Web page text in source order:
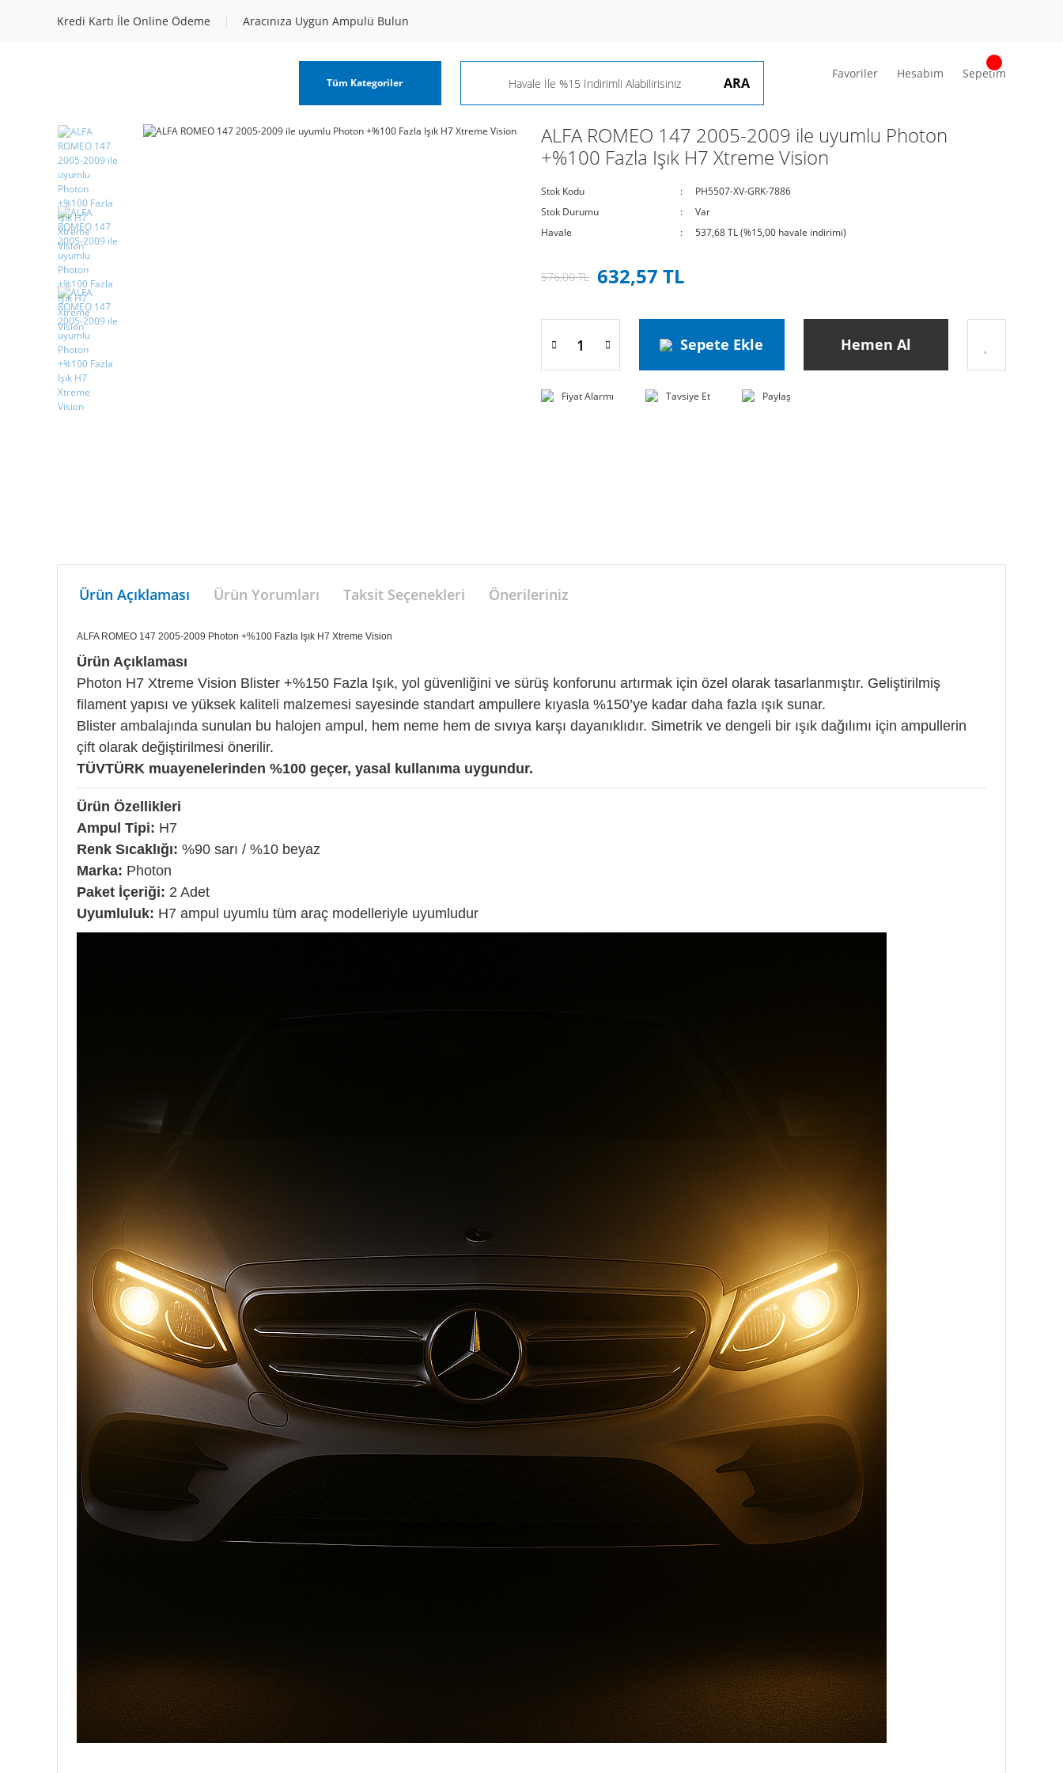
Kredi Kartı İle Online Ödeme Aracınıza Uygun Ampulü Bulun
Tüm Kategoriler ARA
Favoriler Hesabım Sepetim
ALFA ROMEO 147 2005-2009 ile uyumlu Photon
+%100 Fazla Işık H7 Xtreme Vision
Stok Kodu
PH5507-XV-GRK-7886
Stok Durumu
Var
Havale
537,68 TL (%15,00 havale indirimi)
576,00 TL 632,57 TL
Sepete Ekle Hemen Al
Fiyat Alarmı Tavsiye Et Paylaş
Ürün Açıklaması Ürün Yorumları Taksit Seçenekleri Önerileriniz
ALFA ROMEO 147 2005-2009 Photon +%100 Fazla Işık H7 Xtreme Vision
Ürün Açıklaması
Photon H7 Xtreme Vision Blister +%150 Fazla Işık, yol güvenliğini ve sürüş konforunu artırmak için özel olarak tasarlanmıştır. Geliştirilmiş
filament yapısı ve yüksek kaliteli malzemesi sayesinde standart ampullere kıyasla %150’ye kadar daha fazla ışık sunar.
Blister ambalajında sunulan bu halojen ampul, hem neme hem de sıvıya karşı dayanıklıdır. Simetrik ve dengeli bir ışık dağılımı için ampullerin
çift olarak değiştirilmesi önerilir.
TÜVTÜRK muayenelerinden %100 geçer, yasal kullanıma uygundur.
Ürün Özellikleri
Ampul Tipi: H7
Renk Sıcaklığı: %90 sarı / %10 beyaz
Marka: Photon
Paket İçeriği: 2 Adet
Uyumluluk: H7 ampul uyumlu tüm araç modelleriyle uyumludur